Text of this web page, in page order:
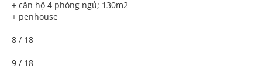
+ căn hộ 4 phòng ngủ; 130m2
+ penhouse
8 / 18
9 / 18